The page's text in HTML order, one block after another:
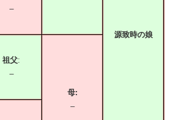
源致時の娘
–
祖父:
–
母:
–